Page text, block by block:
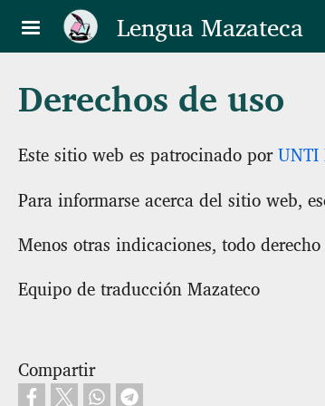
Pasar al contenido principalLengua Mazateca
Derechos de uso
Este sitio web es patrocinado porUNTI
Para informarse acerca del sitio web,
Menos otras indicaciones, todo
Equipo de traducción Mazateco
Compartir